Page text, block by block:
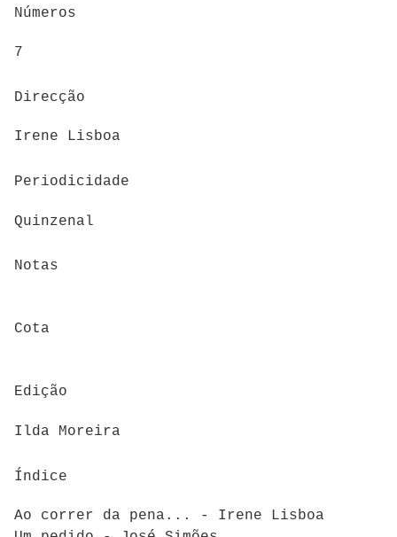
Números
7
Direcção
Irene Lisboa
Periodicidade
Quinzenal
Notas
Cota
Edição
Ilda Moreira
Índice
Ao correr da pena... - Irene Lisboa